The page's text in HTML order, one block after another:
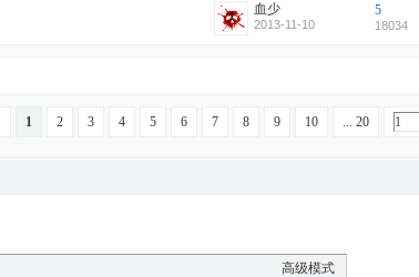
血少
2013-11-10
5
18034
1 2 3 4 5 6 7 8 9 10 ... 20
高级模式